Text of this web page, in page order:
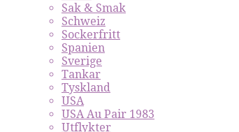
Sak & Smak
Schweiz
Sockerfritt
Spanien
Sverige
Tankar
Tyskland
USA
USA Au Pair 1983
Utflykter